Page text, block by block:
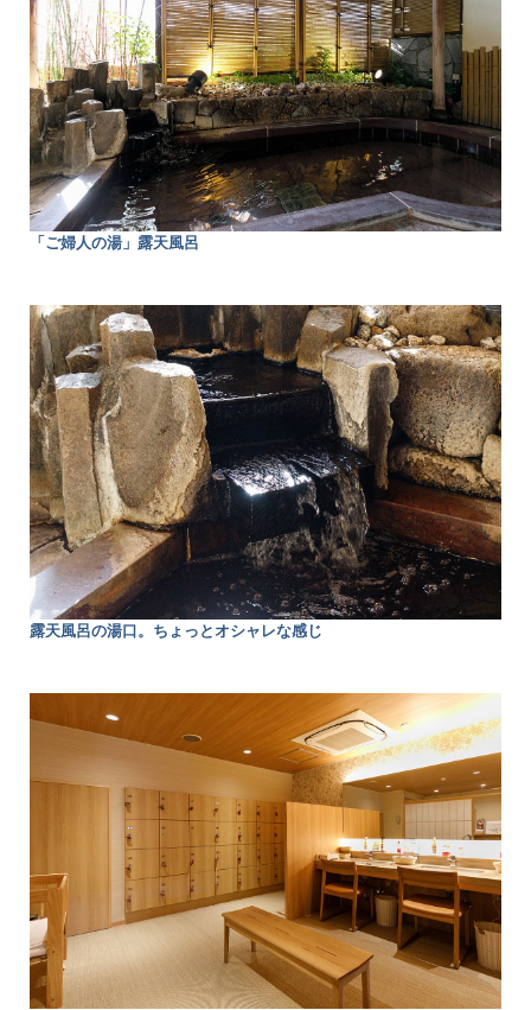
「ご婦人の湯」露天風呂
露天風呂の湯口。ちょっとオシャレな感じ